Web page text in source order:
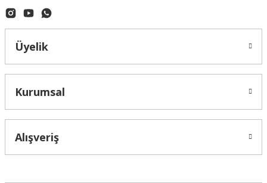
Üyelik
Kurumsal
Alışveriş